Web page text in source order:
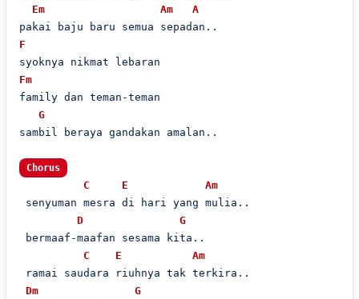
Em
Am
A
F
Fm
family dan teman-teman
G
sambil beraya gandakan amalan..
Chorus
C E
Am
senyuman mesra di hari yang mulia..
D
G
bermaaf-maafan sesama kita..
C
E
Am
ramai saudara riuhnya tak terkira..
Dm
G